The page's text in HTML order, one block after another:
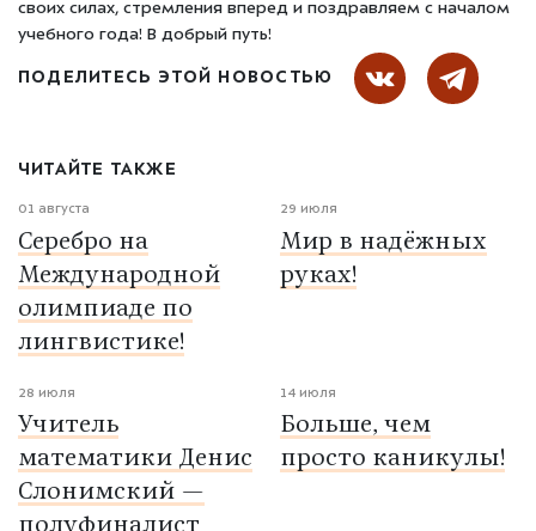
своих силах, стремления вперед и поздравляем с началом
учебного года! В добрый путь!
ПОДЕЛИТЕСЬ ЭТОЙ НОВОСТЬЮ
ЧИТАЙТЕ ТАКЖЕ
01 августа
Серебро на
Международной
олимпиаде по
лингвистике!
29 июля
Мир в надёжных
руках!
28 июля
Учитель
математики Денис
Слонимский —
14 июля
Больше, чем
просто каникулы!